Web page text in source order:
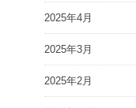
2025年4月
2025年3月
2025年2月